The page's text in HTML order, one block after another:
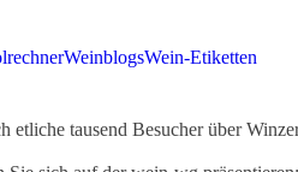
WeinblogsWein-Etiketten
tausend Besucher über